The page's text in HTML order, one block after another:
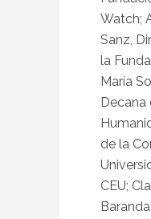
Watch;
Sanz,
la
María
Decana
de la
CEU;